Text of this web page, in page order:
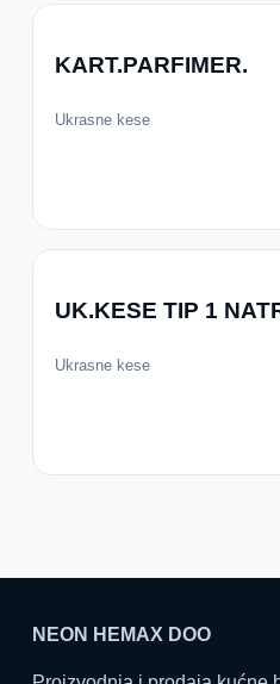
KART.PARFIMER.
Ukrasne kese
UK.KESE TIP 1
Ukrasne kese
NEON HEMAX DOO